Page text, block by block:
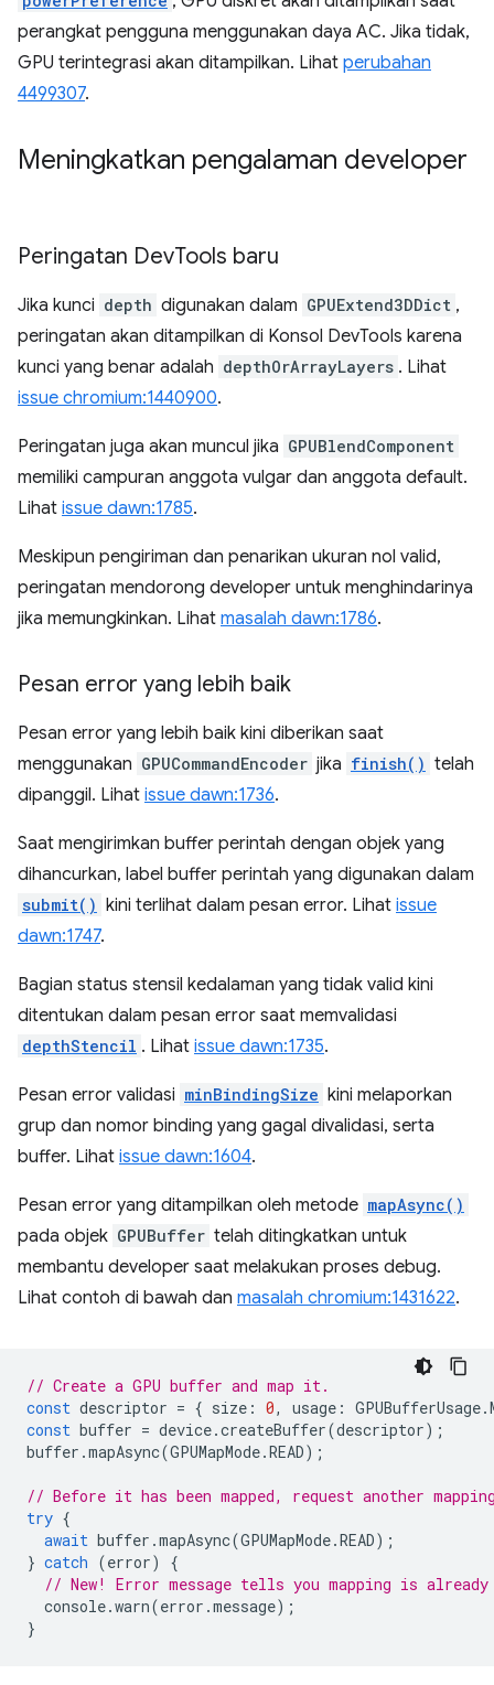
perangkat pengguna menggunakan daya AC. Jika tidak,
GPU terintegrasi akan ditampilkan. Lihat perubahan
4499307.
Meningkatkan pengalaman developer
Peringatan DevTools baru
Jika kunci depth digunakan dalam GPUExtend3DDict ,
peringatan akan ditampilkan di Konsol DevTools karena
kunci yang benar adalah depthOrArrayLayers . Lihat
issue chromium:1440900.
Peringatan juga akan muncul jika GPUBlendComponent
memiliki campuran anggota vulgar dan anggota default.
Lihat issue dawn:1785.
Meskipun pengiriman dan penarikan ukuran nol valid,
peringatan mendorong developer untuk menghindarinya
jika memungkinkan. Lihat masalah dawn:1786.
Pesan error yang lebih baik
Pesan error yang lebih baik kini diberikan saat
menggunakan GPUCommandEncoder jika finish() telah
dipanggil. Lihat issue dawn:1736.
Saat mengirimkan buffer perintah dengan objek yang
dihancurkan, label buffer perintah yang digunakan dalam
submit() kini terlihat dalam pesan error. Lihat issue
dawn:1747.
Bagian status stensil kedalaman yang tidak valid kini
ditentukan dalam pesan error saat memvalidasi
depthStencil . Lihat issue dawn:1735.
Pesan error validasi minBindingSize kini melaporkan
grup dan nomor binding yang gagal divalidasi, serta
buffer. Lihat issue dawn:1604.
Pesan error yang ditampilkan oleh metode mapAsync()
pada objek GPUBuffer telah ditingkatkan untuk
membantu developer saat melakukan proses debug.
Lihat contoh di bawah dan masalah chromium:1431622.
// Create a GPU buffer and map it.
const descriptor = { size : 0, usage : GPUBufferUsage.
const buffer = device.createBuffer(descriptor);
buffer .mapAsync(GPUMapMode.READ);
// Before it has been mapped, request another
try {
await buffer .mapAsync(GPUMapMode.READ);
} catch (error)
{
// New! Error message tells you mapping is already
console.warn(error .message);
}